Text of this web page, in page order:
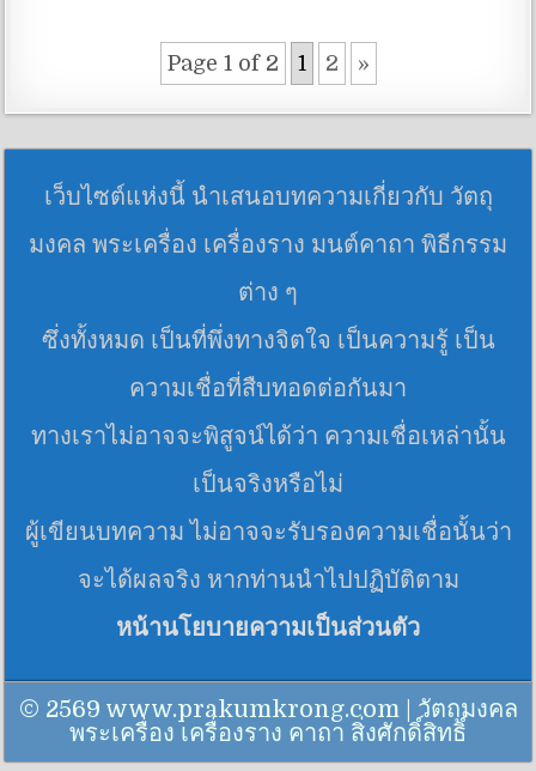
Page 1 of 2 1 2 »
เว็บไซต์แห่งนี้ นำเสนอบทความเกี่ยวกับ วัตถุ
มงคล พระเครื่อง เครื่องราง มนต์คาถา พิธีกรรม
ต่าง ๆ
ซึ่งทั้งหมด เป็นที่พึ่งทางจิตใจ เป็นความรู้ เป็น
ความเชื่อที่สืบทอดต่อกันมา
ทางเราไม่อาจจะพิสูจน์ได้ว่า ความเชื่อเหล่านั้น
เป็นจริงหรือไม่
ผู้เขียนบทความ ไม่อาจจะรับรองความเชื่อนั้นว่า
จะได้ผลจริง หากท่านนำไปปฏิบัติตาม
หน้านโยบายความเป็นส่วนตัว
© 2569 www.prakumkrong.com | วัตถุมงคล
พระเครื่อง เครื่องราง คาถา สิ่งศักดิ์สิทธิ์